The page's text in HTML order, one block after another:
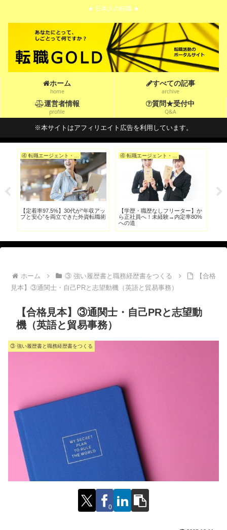
★ 日本人の転職 ★
ホーム
home
すべての記事
archive
運営者情報
profile
質問★受付中
Q&A
※本サイトはアフィリエイト広告を利用しています。
【定着率97.5%】30代が“年収アッ
プと安心”を両立できた外資転職術
【学歴・職歴なしフリーター】か
ら正社員へ！未経験→内定率80%
への道
ホーム ③ 強い履歴書と職務経歴書をつくる
【合格
見本】③通関士・自己PRと志望動機（英語と貿易事務）
【合格見本】③通関士・自己PRと志望動
機（英語と貿易事務）
③ 強い履歴書と職務経歴書をつくる
0